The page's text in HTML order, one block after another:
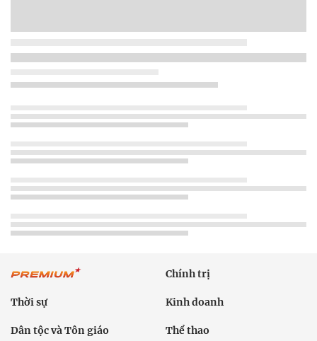
Chính trị
Thời sự Kinh doanh
Dân tộc và Tôn giáo Thể thao